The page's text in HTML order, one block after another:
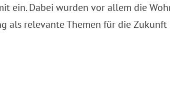
ein. Dabei wurden vor allem die
als relevante Themen für die Zukunft